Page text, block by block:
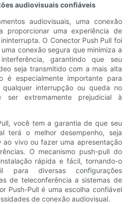
audiovisuais confiáveis
audiovisuais, uma conexão
proporcionar uma experiência de
O Conector Push Pull foi
conexão segura que minimiza a
garantindo que seu
seja transmitido com a mais alta
é especialmente importante para
interrupção ou queda no
extremamente prejudicial à
você tem a garantia de que seu
terá o melhor desempenho, seja
ao vivo ou fazer uma apresentação
O mecanismo push-pull do
rápida e fácil, tornando-o
para diversas configurações
de teleconferência a sistemas de
Push-Pull é uma escolha confiável
de conexão audiovisual.